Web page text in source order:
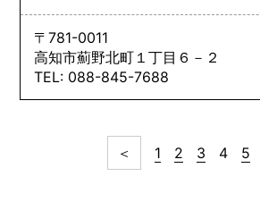
〒781-0011
高知市薊野北町１丁目６－２
TEL: 088-845-7688
＜ 1 2 3 4 5